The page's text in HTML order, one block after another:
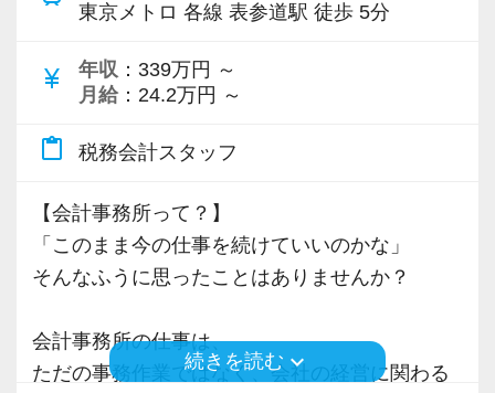
入社してからのステップアッププランを準備し
ています。あなたの成長にあわせてステップア
ップしていきましょう。
▽ステップ1(入社〜約1ヶ月)
しながら少しずつレベルアップしていきましょ
う。実際の数字に触れながら業務に取り組んで
頂くことで、より理解と知識が深まります！
▽ステップ2(2ヶ月目〜)
そろそろ入力業務に慣れてきますので、本人の
【ご紹介が多い安定企業でお客様から一番に信
頼される税務のプロを目指せます】
私達は「税務のプロフェッショナルとしてお客
いたら、それを一緒になって実現するために大
きく力を発揮できる存在でありたいと考えてい
ます。ご紹介案件が7割を超えているのも、そう
るからだと自負しています。
・担当顧客に応じたインセンティブ制度あり
可能
・年収600万円以上も十分に実現可能
また、将来独立を目指す方も歓迎しています。
実際に当事務所から独立したスタッフも多数い
ます。
リクルートサイト（外部リンク）
東京メトロ 各線 表参道駅 徒歩 5分
currency_yen 年収 ：339万円 ～
月給 ：24.2万円 ～
content_paste 税務会計スタッフ
【会計事務所って？】
「このまま今の仕事を続けていいのかな」
そんなふうに思ったことはありませんか？
会計事務所の仕事は、
ただの事務作業ではなく、会社の経営に関わる
続きを読む keyboard_arrow_down